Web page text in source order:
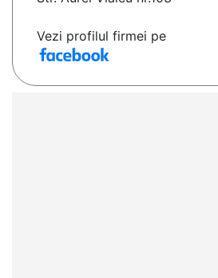
Vezi profilul firmei pe